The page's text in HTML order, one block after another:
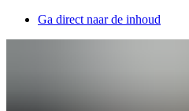
Ga direct naar de inhoud